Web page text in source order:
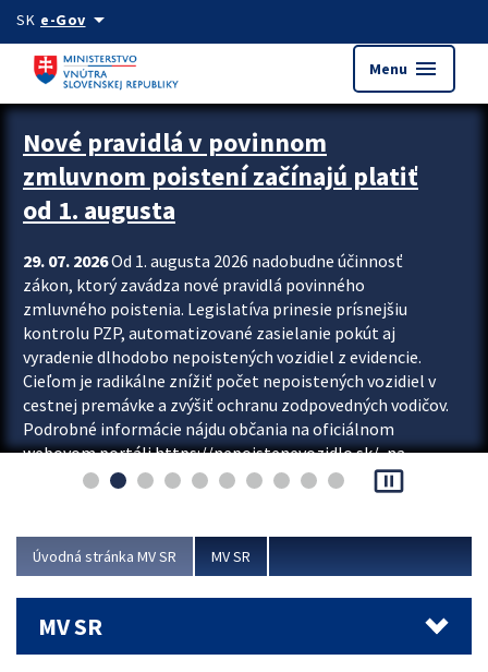
Preskocit na hlavný obsah
SK e-Govarrow_drop_down
Menu menu
Zastavit automatický posun upútavok
Nové pravidlá v povinnom
zmluvnom poistení začínajú platiť
od 1. augusta
29. 07. 2026Od 1. augusta 2026 nadobudne účinnosť
zákon, ktorý zavádza nové pravidlá povinného
zmluvného poistenia. Legislatíva prinesie prísnejšiu
kontrolu PZP, automatizované zasielanie pokút aj
vyradenie dlhodobo nepoistených vozidiel z evidencie.
Cieľom je radikálne znížiť počet nepoistených vozidiel v
cestnej premávke a zvýšiť ochranu zodpovedných vodičov.
Podrobné informácie nájdu občania na oficiálnom
webovom portáli https://nepoistenevozidlo.sk/, na
ktorom od augusta pribudne aj možnosť overiť si...
pause_presentation
Úvodná stránka MV SR MV SR
MV SR